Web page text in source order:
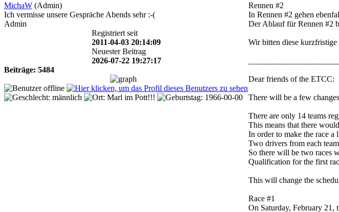
MichaW (Admin)
Ich vermisse unsere Gespräche Abends sehr :-(
Admin
Registriert seit
2011-04-03 20:14:09
Neuester Beitrag
2026-07-22 19:27:17
Beiträge: 5484
Rennen #2
In Rennen #2 gehen
Der Ablauf für Rennen #2
Wir bitten diese
Dear friends of the ETCC:
There will be a few
There are only 14 teams
This means that there
In order to make the race a
Two drivers from each
So there will be two races
Qualification for the first
This will change the
Race #1
On Saturday, February 21,